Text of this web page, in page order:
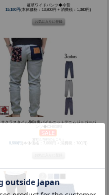
蔓草ワイドパンツ◆今昔
15,180円(本体価格：13,800円 + 消費税：1,380円)
サクラスタイル別注裏パイルニットデニムジョガーパ
ンツ◆CHIGIRI
通常10,780円のところ↓↓
8,580円 (本体価格：7,800円 + 消費税：780円)